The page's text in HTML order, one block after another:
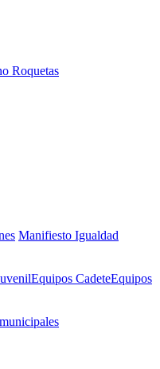
Roquetas
Manifiesto Igualdad
Equipos CadeteEquipos